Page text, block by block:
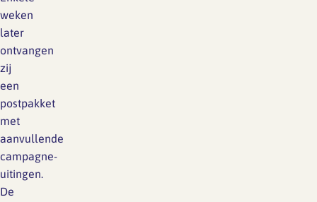
weken
later
ontvangen
zij
een
postpakket
met
aanvullende
campagne-
uitingen.
De